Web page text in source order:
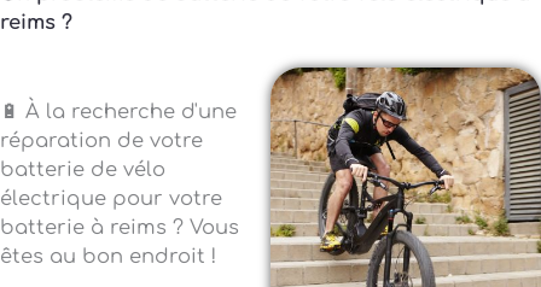
reims ?
🔋 À la recherche d'une
réparation de votre
batterie de vélo
électrique pour votre
batterie à reims ? Vous
êtes au bon endroit !